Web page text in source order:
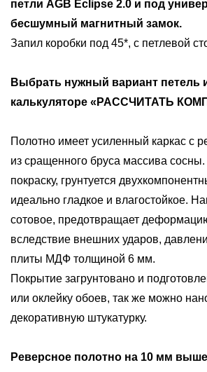
петли AGB Eclipse 2.0 и под
бесшумный магнитный замок.
Запил коробки под 45*, с петлевой
Выбрать нужный вариант петель
калькуляторе «РАССЧИТАТЬ
Полотно имеет усиленный каркас с
из сращенного бруса массива
покраску, грунтуется
идеально гладкое и влагостойкое.
сотовое, предотвращает
вследствие внешних ударов,
плиты МДФ толщиной 6 мм.
Покрытие загрунтовано и
или оклейку обоев, так же можно
декоративную штукатурку.
Реверсное полотно на 10 мм